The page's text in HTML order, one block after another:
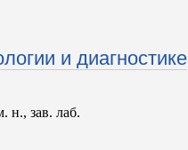
и диагностике
н., зав. лаб.